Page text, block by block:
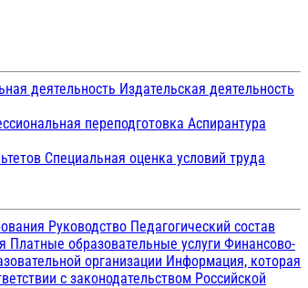
деятельность Издательская деятельность
переподготовка Аспирантура
Специальная оценка условий труда
Руководство Педагогический состав
Платные образовательные услуги Финансово-
организации Информация, которая
с законодательством Российской